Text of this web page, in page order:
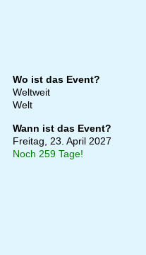
Wo ist das Event?
Weltweit
Welt
Wann ist das Event?
Freitag, 23. April 2027
Noch 259 Tage!